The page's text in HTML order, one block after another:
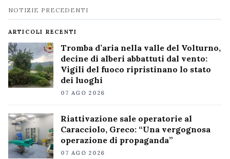
Navigazione
notizie
NOTIZIE PRECEDENTI
ARTICOLI RECENTI
Tromba d’aria nella valle del Volturno,
decine di alberi abbattuti dal vento:
Vigili del fuoco ripristinano lo stato
dei luoghi
07 AGO 2026
Riattivazione sale operatorie al
Caracciolo, Greco: “Una vergognosa
operazione di propaganda”
07 AGO 2026